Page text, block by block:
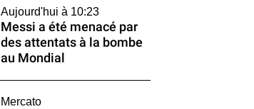
Aujourd'hui à 10:23
Messi a été menacé par
des attentats à la bombe
au Mondial
Mercato